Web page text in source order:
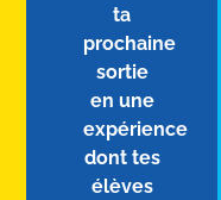
ta
prochaine
sortie
en une
expérience
dont tes
élèves